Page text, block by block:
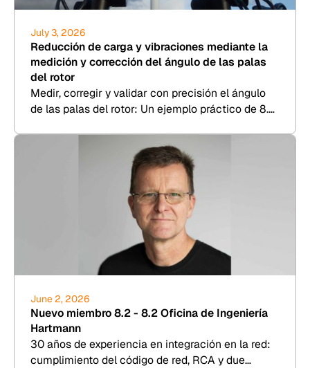
July 3, 2026
Reducción de carga y vibraciones mediante la
medición y corrección del ángulo de las palas
del rotor
Medir, corregir y validar con precisión el ángulo
de las palas del rotor: Un ejemplo práctico de 8.2
June 2, 2026
Nuevo miembro 8.2 - 8.2 Oficina de Ingeniería
Hartmann
30 años de experiencia en integración en la red:
cumplimiento del código de red, RCA y due